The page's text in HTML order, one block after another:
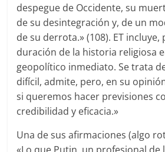
despegue de Occidente, su
de su desintegración y, de un
de su derrota.» (108). ET incluye,
duración de la historia religiosa
geopolítico inmediato. Se trata
difícil, admite, pero, en su
si queremos hacer previsiones
credibilidad y eficacia.»
Una de sus afirmaciones (algo